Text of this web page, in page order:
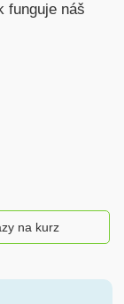
funguje náš
na kurz